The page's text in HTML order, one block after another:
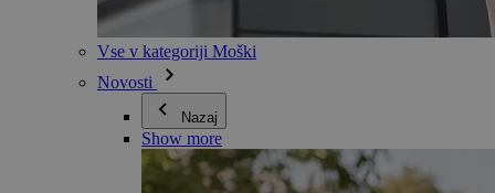
Vse v kategoriji Moški
Novosti
Nazaj
Show more